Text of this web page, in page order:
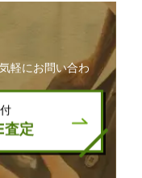
軽にお問い合わ
査定